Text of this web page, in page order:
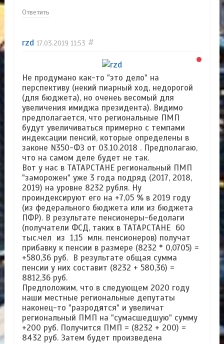
Ответить
rzd 17.03.2019 11:53 #
Не продумано как-то "это дело" на
перспективу (некий пиарный ход, недорогой
(для бюджета), но оченеь весомый для
увеличения имиджа президента). Видимо
предполагается, что региональные ПМП
будут увеличиваться примерно с темпами
индексации пенсий, которые определены в
законе N350-ФЗ от 03.10.2018 . Предполагаю,
что на самом деле будет не так.
Вот у нас в ТАТАРСТАНЕ региональный ПМП
"заморожен" уже 3 года подряд (2017, 2018,
2019) на уровне 8232 рубля. Ну
проиндексируют его на +7,05 % в 2019 году
(из федерального бюджета или из бюджета
ПФР). В результате пенсионеры-бедолаги
(получатели ФСД, таких в ТАТАРСТАНЕ 60
тыс.чел из 1,15 млн. пенсионеров) получат
прибавку к пенсии в размере (8232 * 0,0705) =
+580,36 руб. В результате общая сумма
пенсии у них составит (8232 + 580,36) =
8812,36 руб.
Предположим, что в следующем 2020 году
наши местные региональные депутаты
наконец-то "разродятся" и увеличат
региональный ПМП на "сумасшедшую" сумму
+200 руб. Получится ПМП = (8232 + 200) =
8432 руб. Затем будет произведена